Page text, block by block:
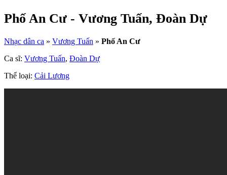
Phố An Cư - Vương Tuấn, Đoàn Dự
Nhạc dân ca » Vương Tuấn » Phố An Cư
Ca sĩ: Vương Tuấn, Đoàn Dự
Thể loại: Cải Lương